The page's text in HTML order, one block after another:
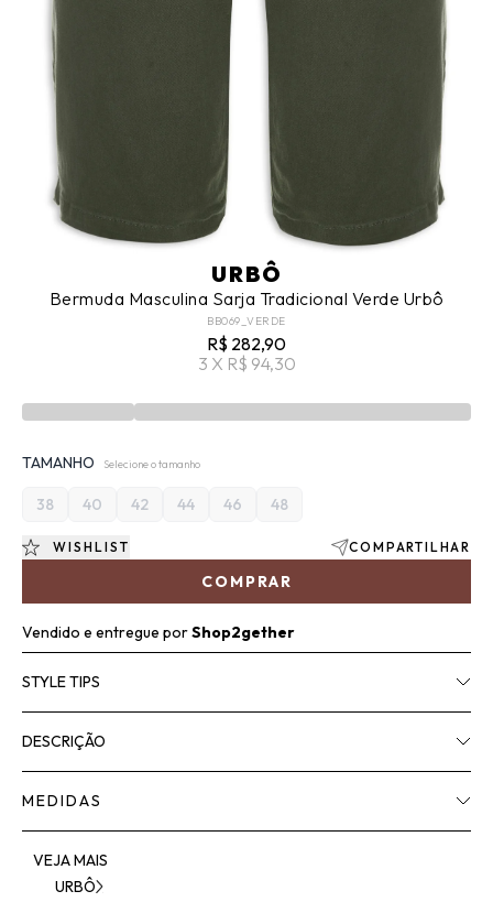
URBÔ
Bermuda Masculina Sarja Tradicional Verde Urbô
BB069_VERDE
R$ 282,90
3 X R$ 94,30
TAMANHO Selecione o tamanho
38 40 42 44 46 48
COMPRAR
WISHLIST COMPARTILHAR
Vendido e entregue porShop2gether
STYLE TIPS
DESCRIÇÃO
MEDIDAS
VEJA MAIS
URBÔ